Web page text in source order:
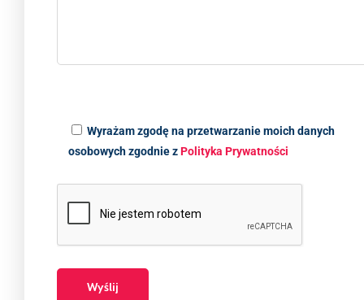
Wyrażam zgodę na przetwarzanie moich danych
osobowych zgodnie zPolityka Prywatności